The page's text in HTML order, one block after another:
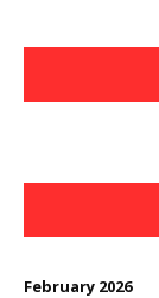
February 2026